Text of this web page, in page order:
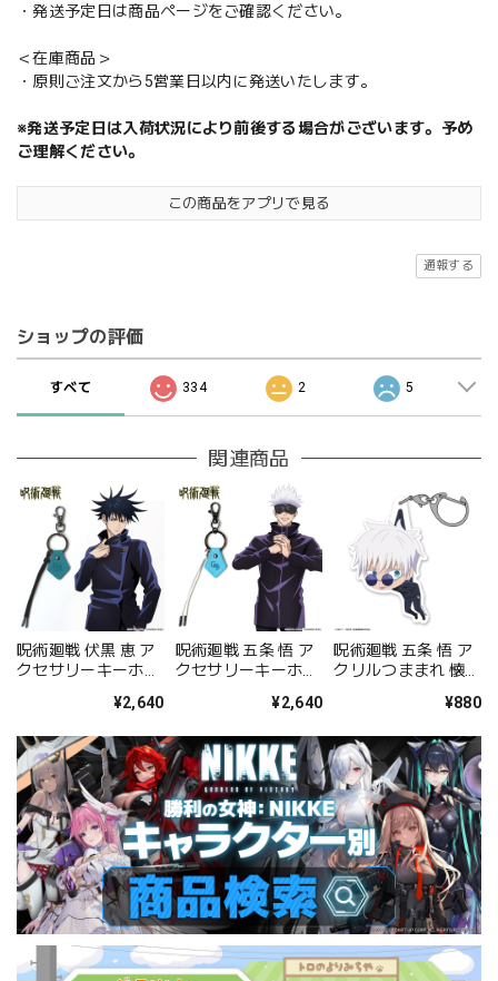
・発送予定日は商品ページをご確認ください。
＜在庫商品＞
・原則ご注文から5営業日以内に発送いたします。
※発送予定日は入荷状況により前後する場合がございます。予め
ご理解ください。
この商品をアプリで見る
通報する
ショップの評価
すべて 334 2 5
関連商品
呪術廻戦 伏黒 恵 ア
クセサリーキーホル
¥2,640
呪術廻戦 五条 悟 ア
クセサリーキーホル
¥2,640
呪術廻戦 五条 悟 ア
クリルつままれ 懐
¥880